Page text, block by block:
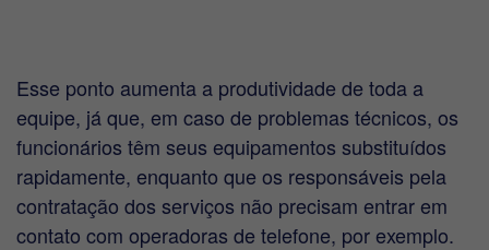
Esse ponto aumenta a produtividade de toda a
equipe, já que, em caso de problemas técnicos, os
funcionários têm seus equipamentos substituídos
rapidamente, enquanto que os responsáveis pela
contratação dos serviços não precisam entrar em
contato com operadoras de telefone, por exemplo.